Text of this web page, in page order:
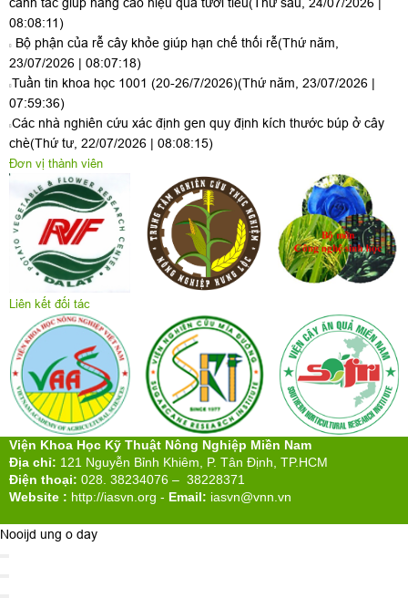
08:08:11)
Bộ phận của rễ cây khỏe giúp hạn chế thối rễ(Thứ năm,
23/07/2026 | 08:07:18)
Tuần tin khoa học 1001 (20-26/7/2026)(Thứ năm, 23/07/2026 |
07:59:36)
Các nhà nghiên cứu xác định gen quy định kích thước búp ở cây
chè(Thứ tư, 22/07/2026 | 08:08:15)
Đơn vị thành viên
Liên kết đối tác
Viện Khoa Học Kỹ Thuật Nông Nghiệp Miền Nam
Địa chỉ: 121 Nguyễn Bỉnh Khiêm, P. Tân Định, TP.HCM
Điện thoại: 028. 38234076 – 38228371
Website : http://iasvn.org - Email: iasvn@vnn.vn
Nooijd ung o day